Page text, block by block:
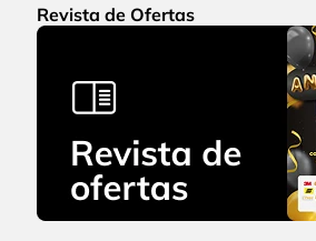
Revista de Ofertas